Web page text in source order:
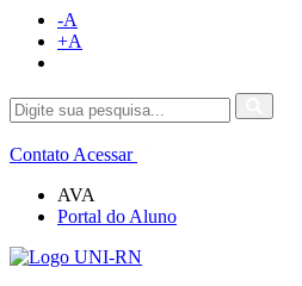
-A
+A
Contato Acessar
AVA
Portal do Aluno